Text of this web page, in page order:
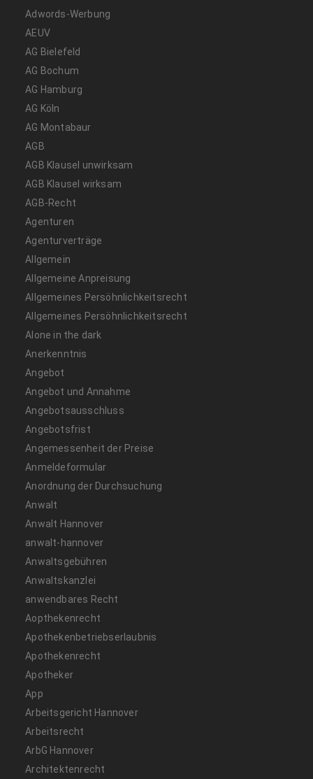
Adwords-Werbung
AEUV
AG Bielefeld
AG Bochum
AG Hamburg
AG Köln
AG Montabaur
AGB
AGB Klausel unwirksam
AGB Klausel wirksam
AGB-Recht
Agenturen
Agenturverträge
Allgemein
Allgemeine Anpreisung
Allgemeines Persöhnlichkeitsrecht
Allgemeines Persöhnlichkeitsrecht
Alone in the dark
Anerkenntnis
Angebot
Angebot und Annahme
Angebotsausschluss
Angebotsfrist
Angemessenheit der Preise
Anmeldeformular
Anordnung der Durchsuchung
Anwalt
Anwalt Hannover
anwalt-hannover
Anwaltsgebühren
Anwaltskanzlei
anwendbares Recht
Aopthekenrecht
Apothekenbetriebserlaubnis
Apothekenrecht
Apotheker
App
Arbeitsgericht Hannover
Arbeitsrecht
ArbG Hannover
Architektenrecht